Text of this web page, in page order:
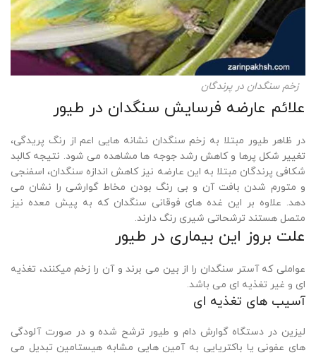
زخم سنگدان در پرندگان
علائم عارضه فرسایش سنگدان در طیور
در ظاهر طیور مبتلا به زخم سنگدان نشانه هایی اعم از رنگ پریدگی،
تغییر شکل پرها و کاهش رشد جوجه ها مشاهده می شود. نتیجه کالبد
شکافی پرندگان مبتلا به این عارضه نیز کاهش اندازه سنگدان، اسفنجی
و متورم شدن بافت آن و بی رنگ بودن مخاط گوارشی را نشان می
دهد. علاوه بر این غده های فوقانی سنگدان که به پیش معده نیز
متصل هستند ترشحاتی شیری رنگ دارند.
علت بروز این بیماری در طیور
عواملی که آستر سنگدان را از بین می برند و آن را زخم میکنند، تغذیه
ای و غیر تغذیه ای می باشد.
آسیب های تغذیه ای
لیزین در دستگاه گوارش دام و طیور ترشح شده و در صورت آلودگی
های عفونی یا باکتریایی به آمین هایی مشابه هیستامین تبدیل می